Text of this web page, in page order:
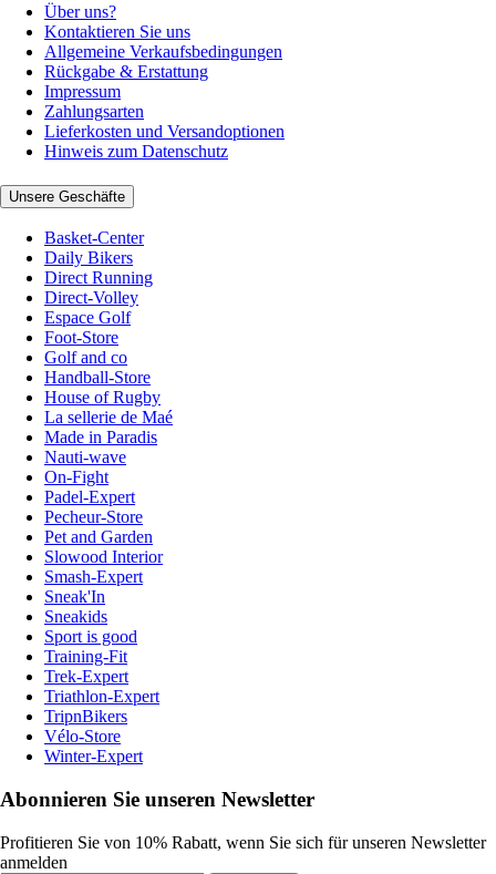
Über uns?
Kontaktieren Sie uns
Allgemeine Verkaufsbedingungen
Rückgabe & Erstattung
Impressum
Zahlungsarten
Lieferkosten und Versandoptionen
Hinweis zum Datenschutz
Unsere Geschäfte
Basket-Center
Daily Bikers
Direct Running
Direct-Volley
Espace Golf
Foot-Store
Golf and co
Handball-Store
House of Rugby
La sellerie de Maé
Made in Paradis
Nauti-wave
On-Fight
Padel-Expert
Pecheur-Store
Pet and Garden
Slowood Interior
Smash-Expert
Sneak'In
Sneakids
Sport is good
Training-Fit
Trek-Expert
Triathlon-Expert
TripnBikers
Vélo-Store
Winter-Expert
Abonnieren Sie unseren Newsletter
Profitieren Sie von 10% Rabatt, wenn Sie sich für unseren Newsletter
anmelden